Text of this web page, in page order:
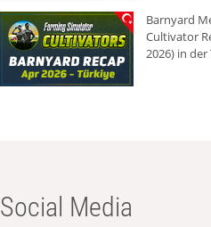
Barnyard
Cultivator
2026) in der
Social Media